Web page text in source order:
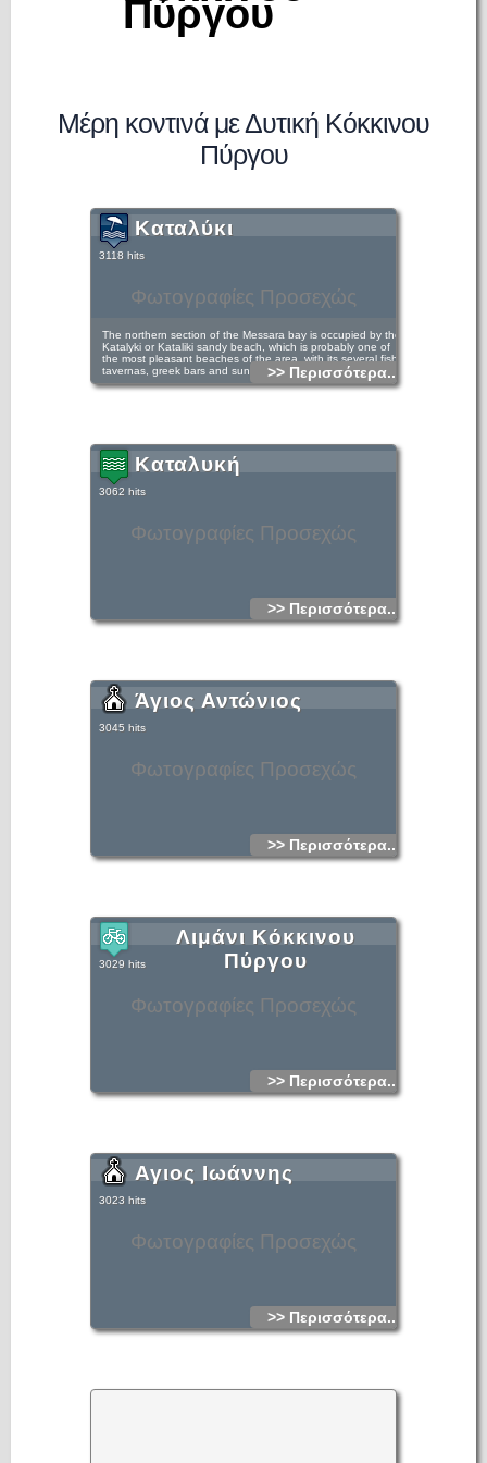
Πύργου
Μέρη κοντινά με Δυτική Κόκκινου
Πύργου
Φωτογραφίες Προσεχώς
Καταλύκι
3118 hits
The northern section of the Messara bay is occupied by the
Katalyki or Kataliki sandy beach, which is probably one of
the most pleasant beaches of the area, with its several fish
tavernas, greek bars and sunbeds.
Gortys, close to Agia Triada Minoan ruins and 70km from
Heraklion City
>> Περισσότερα...
Φωτογραφίες Προσεχώς
Καταλυκή
3062 hits
>> Περισσότερα...
Φωτογραφίες Προσεχώς
Άγιος Αντώνιος
3045 hits
>> Περισσότερα...
Φωτογραφίες Προσεχώς
Λιμάνι Κόκκινου
Πύργου
3029 hits
>> Περισσότερα...
Φωτογραφίες Προσεχώς
Αγιος Ιωάννης
3023 hits
>> Περισσότερα...